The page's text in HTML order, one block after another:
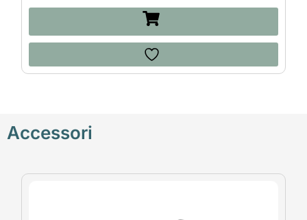
Accessori